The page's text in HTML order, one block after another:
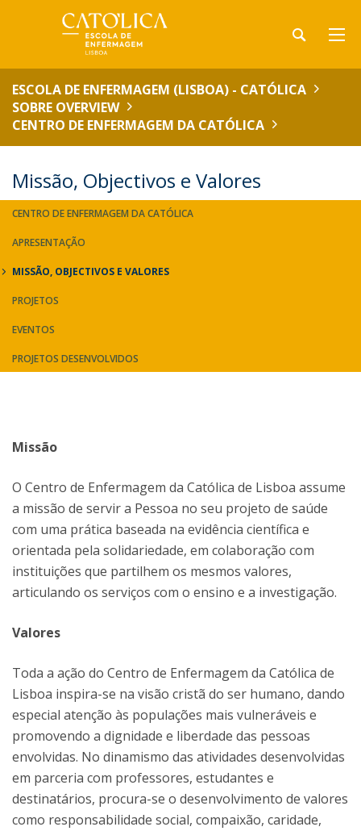
ESCOLA DE ENFERMAGEM (LISBOA) - CATÓLICA
SOBRE OVERVIEW
CENTRO DE ENFERMAGEM DA CATÓLICA
Missão, Objectivos e Valores
CENTRO DE ENFERMAGEM DA CATÓLICA
APRESENTAÇÃO
MISSÃO, OBJECTIVOS E VALORES
PROJETOS
EVENTOS
PROJETOS DESENVOLVIDOS
Missão
O Centro de Enfermagem da Católica de Lisboa assume
a missão de servir a Pessoa no seu projeto de saúde
com uma prática baseada na evidência científica e
orientada pela solidariedade, em colaboração com
instituições que partilhem os mesmos valores,
articulando os serviços com o ensino e a investigação.
Valores
Toda a ação do Centro de Enfermagem da Católica de
Lisboa inspira-se na visão cristã do ser humano, dando
especial atenção às populações mais vulneráveis e
promovendo a dignidade e liberdade das pessoas
envolvidas. No dinamismo das atividades desenvolvidas
em parceria com professores, estudantes e
destinatários, procura-se o desenvolvimento de valores
como responsabilidade social, compaixão, caridade,